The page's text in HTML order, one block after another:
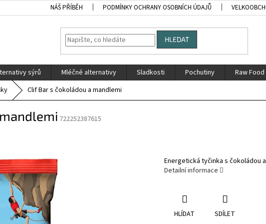
NÁŠ PŘÍBĚH PODMÍNKY OCHRANY OSOBNÍCH ÚDAJŮ
HLEDAT
sýrů Mléčné alternativy Sladkosti Pochutiny Raw Food
Clif Bar s čokoládou a mandlemi
722252387615
Energetická tyčinka s čokoládou
Detailní informace
HLÍDAT SDÍLET